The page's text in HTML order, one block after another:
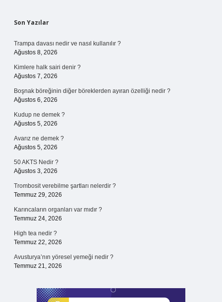
Sidebar
Son Yazılar
Trampa davası nedir ve nasıl kullanılır ?
Ağustos 8, 2026
Kimlere halk sairi denir ?
Ağustos 7, 2026
Boşnak böreğinin diğer böreklerden ayıran özelliği nedir ?
Ağustos 6, 2026
Kudup ne demek ?
Ağustos 5, 2026
Avarız ne demek ?
Ağustos 5, 2026
50 AKTS Nedir ?
Ağustos 3, 2026
Trombosit verebilme şartları nelerdir ?
Temmuz 29, 2026
Karıncaların organları var mıdır ?
Temmuz 24, 2026
High tea nedir ?
Temmuz 22, 2026
Avusturya’nın yöresel yemeği nedir ?
Temmuz 21, 2026